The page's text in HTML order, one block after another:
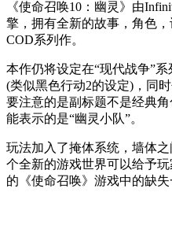
《使命召唤10：幽灵》由
擎，拥有全新的故事，角色
COD系列作。
本作仍将设定在“现代战争”
(类似黑色行动2的设定)，同
要注意的是副标题不是经典
能表示的是“幽灵小队”。
玩法加入了掩体系统，墙体
个全新的游戏世界可以给予
的《使命召唤》游戏中的缺失